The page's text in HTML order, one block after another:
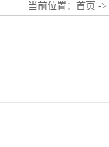
当前位置： 首页 ->